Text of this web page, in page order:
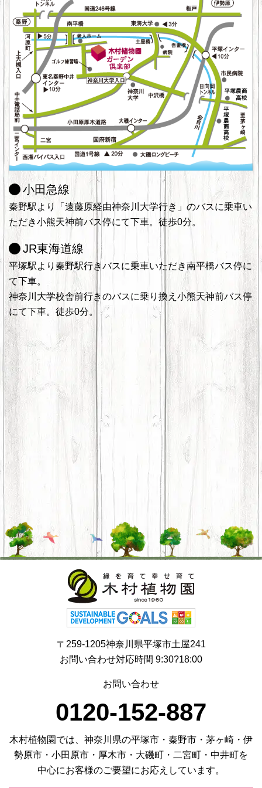
小田急線
秦野駅より「遠藤原経由神奈川大学行き」のバスに乗車い
ただき小熊天神前バス停にて下車。徒歩0分。
JR東海道線
平塚駅より秦野駅行きバスに乗車いただき南平橋バス停に
て下車。
神奈川大学校舎前行きのバスに乗り換え小熊天神前バス停
にて下車。徒歩0分。
〒259-1205神奈川県平塚市土屋241
お問い合わせ対応時間 9:30?18:00
お問い合わせ
0120-152-887
木村植物園では、神奈川県の平塚市・秦野市・茅ヶ崎・伊
勢原市・小田原市・厚木市・大磯町・二宮町・中井町を
中心にお客様のご要望にお応えしています。